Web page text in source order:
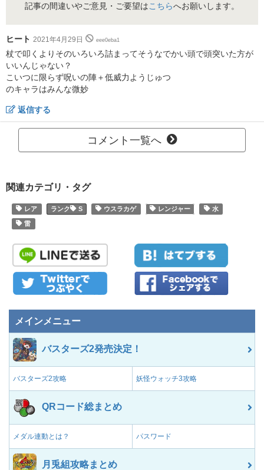
記事の間違いやご意見・ご要望はこちらへお願いします。
ヒート 2021年4月29日 eee0eba1
杖で叩くよりそのいろいろ詰まってそうなでかい頭で頭突いた方が
いいんじゃない？
こいつに限らず呪いの陣＋低威力ようじゅつ
のキャラはみんな微妙
返信する
コメント一覧へ
関連カテゴリ・タグ
レア S ウスラカゲ レンジャー 水
雷
メインメニュー
バスターズ2発売決定！
バスターズ2攻略 妖怪ウォッチ3攻略
QRコード総まとめ
メダル連動とは？ パスワード
月兎組攻略まとめ